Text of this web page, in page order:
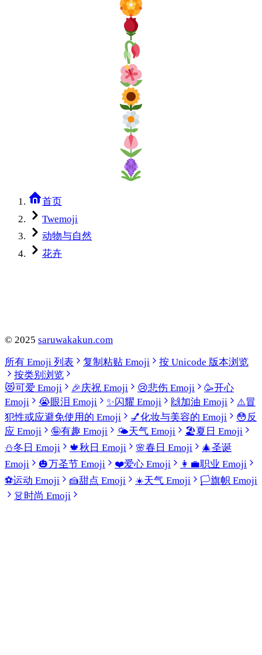
首页
Twemoji
动物与自然
花卉
© 2025 saruwakakun.com
所有 Emoji 列表
复制粘贴 Emoji
按 Unicode 版本浏览
按类别浏览
😻可爱 Emoji 🎉庆祝 Emoji 😢悲伤 Emoji 🥳开心
Emoji
😭眼泪 Emoji ✨闪耀 Emoji 🙌加油 Emoji ⚠️冒
犯性或应避免使用的 Emoji
💅化妆与美容的 Emoji 😳反
应 Emoji
🤪有趣 Emoji 🌤️天气 Emoji 🏖️夏日 Emoji
⛄冬日 Emoji 🍁秋日 Emoji 🌸春日 Emoji 🎄圣诞
Emoji
🎃万圣节 Emoji ❤️爱心 Emoji 👩‍💼职业 Emoji
⚽运动 Emoji 🍰甜点 Emoji ☀️天气 Emoji 🏳️旗帜 Emoji
👗时尚 Emoji